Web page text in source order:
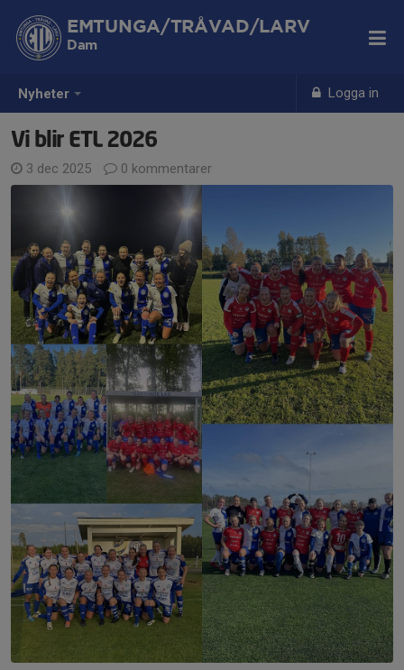
Nyheter Logga in
EMTUNGA/TRÅVAD/LARV
Dam
Vi blir ETL 2026
3 dec 2025 0 kommentarer